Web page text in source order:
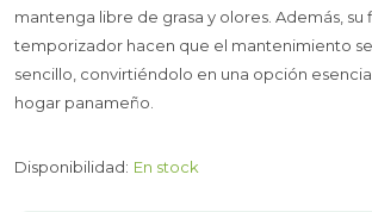
mantenga libre de grasa y olores. Además,
temporizador hacen que el mantenimiento
sencillo, convirtiéndolo en una opción
hogar panameño.
Disponibilidad: En stock